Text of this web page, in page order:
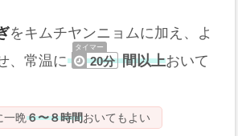
をキムチヤンニョムに加え、よ
、常温に
20分 間以上おいて
一晩６〜８時間おいてもよい